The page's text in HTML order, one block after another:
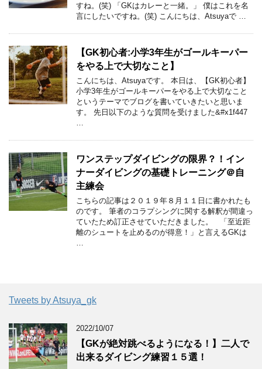
すね。(笑) 「GKはカレーと一緒。」 僕はこれを名
言にしたいですね。(笑) こんにちは、Atsuyaで …
【GK初心者:小学3年生がゴールキーパー
をやる上で大切なこと】
こんにちは、Atsuyaです。 本日は、【GK初心者】
小学3年生がゴールキーパーをやる上で大切なこと
というテーマでブログを書いていきたいと思いま
す。 先日以下のような質問を受けました&#x1f447
ワンステップダイビングの限界？！イン
ナーダイビングの基礎トレーニング＠自
主練会
こちらの記事は２０１９年８月１１日に書かれたも
のです。 筆者のコラプシングに関する解釈が間違っ
ていたため訂正させていただきました。 「至近距
離のシュートを止めるのが得意！」と言えるGKは
Tweets by Atsuya_gk
2022/10/07
【GKが絶対跳べるようになる！】二人で
出来るダイビング練習１５選！